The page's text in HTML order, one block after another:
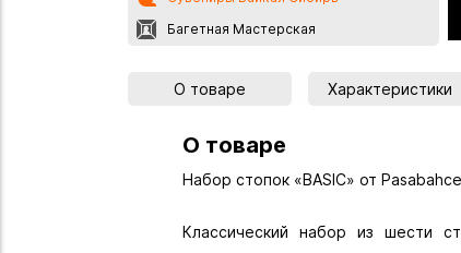
Багетная Мастерская
О товаре Характеристики
О товаре
Набор стопок «BASIC» от Pasabahce
Классический набор из шести